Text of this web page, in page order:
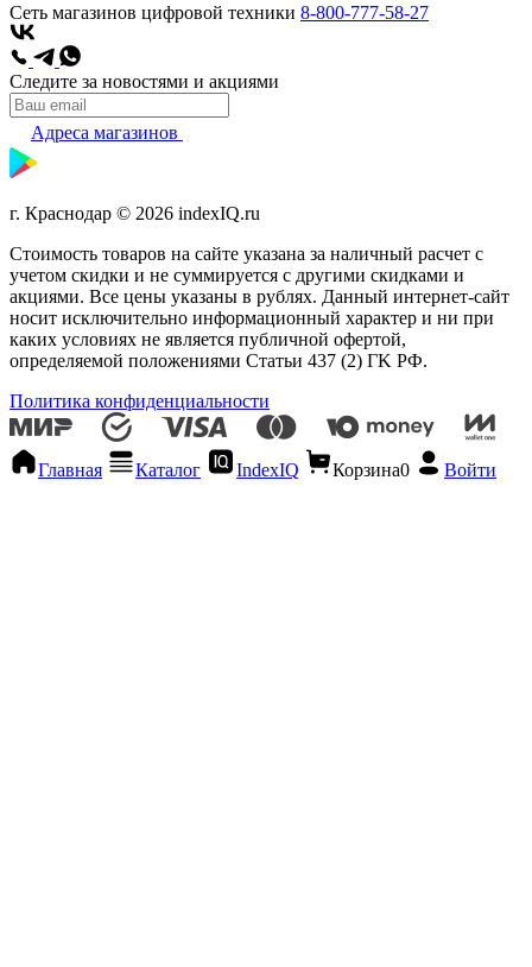
Сеть магазинов цифровой техники 8-800-777-58-27
Следите за новостями и акциями
Адреса магазинов
г. Краснодар © 2026 indexIQ.ru
Стоимость товаров на сайте указана за наличный расчет с
учетом скидки и не суммируется с другими скидками и
акциями. Все цены указаны в рублях. Данный интернет-сайт
носит исключительно информационный характер и ни при
каких условиях не является публичной офертой,
определяемой положениями Статьи 437 (2) ГK РФ.
Политика конфиденциальности
Главная Каталог IndexIQ Корзина0 Войти